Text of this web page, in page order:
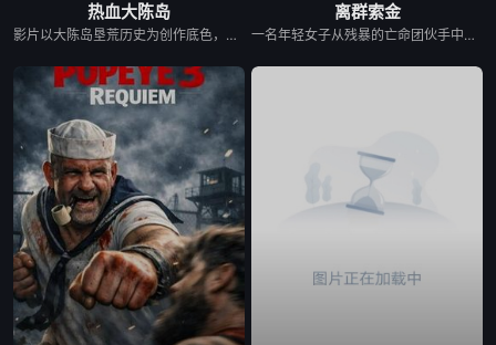
热血大陈岛
影片以大陈岛垦荒历史为创作底色，在尊重历史真实性的前提下，以年轻化、科技化的光影语言活化红色记忆，生动诠释了“艰苦创业、奋发图强、无私奉献、开拓创新”的大陈岛垦荒精神，斩获第五届亚洲国际青年电影展金兰奖“最佳AI影片”等两个奖项。
离群索金
一名年轻女子从残暴的亡命团伙手中劫走了一批黄金，一路逃到边境荒原深处的偏远哨站暂避。歹徒很快循着踪迹追来，迅速控制了这座孤立无援的据点，将她困在其中。致命凛冬席卷荒原，暴雪封死了所有退路，没有外援也没有退路。女子只能依靠对地形的熟悉和过人的智谋，与一众歹徒周旋博弈。在这片无人援手的荒蛮之地，活下去本身就是一场充斥着狡诈与背叛的危险游戏，而黄金，就是所有人赌上性命的筹码。